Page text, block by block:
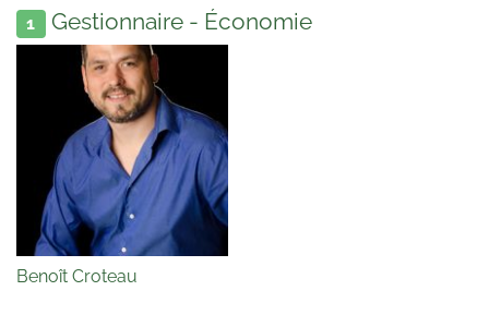
1 Gestionnaire - Économie
Benoît Croteau